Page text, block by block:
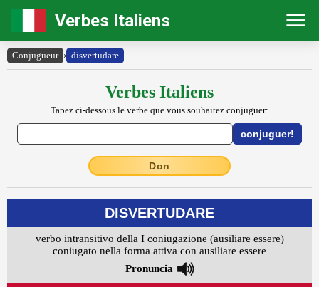
Verbes Italiens
Conjugueur › disvertudare
Verbes Italiens
Tapez ci-dessous le verbe que vous souhaitez conjuguer:
Don
DISVERTUDARE
verbo intransitivo della I coniugazione (ausiliare essere)
coniugato nella forma attiva con ausiliare essere
Pronuncia